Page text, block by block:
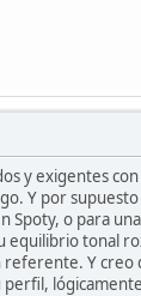
y exigentes
Y por
o para
tonal
Y creo
perfil,